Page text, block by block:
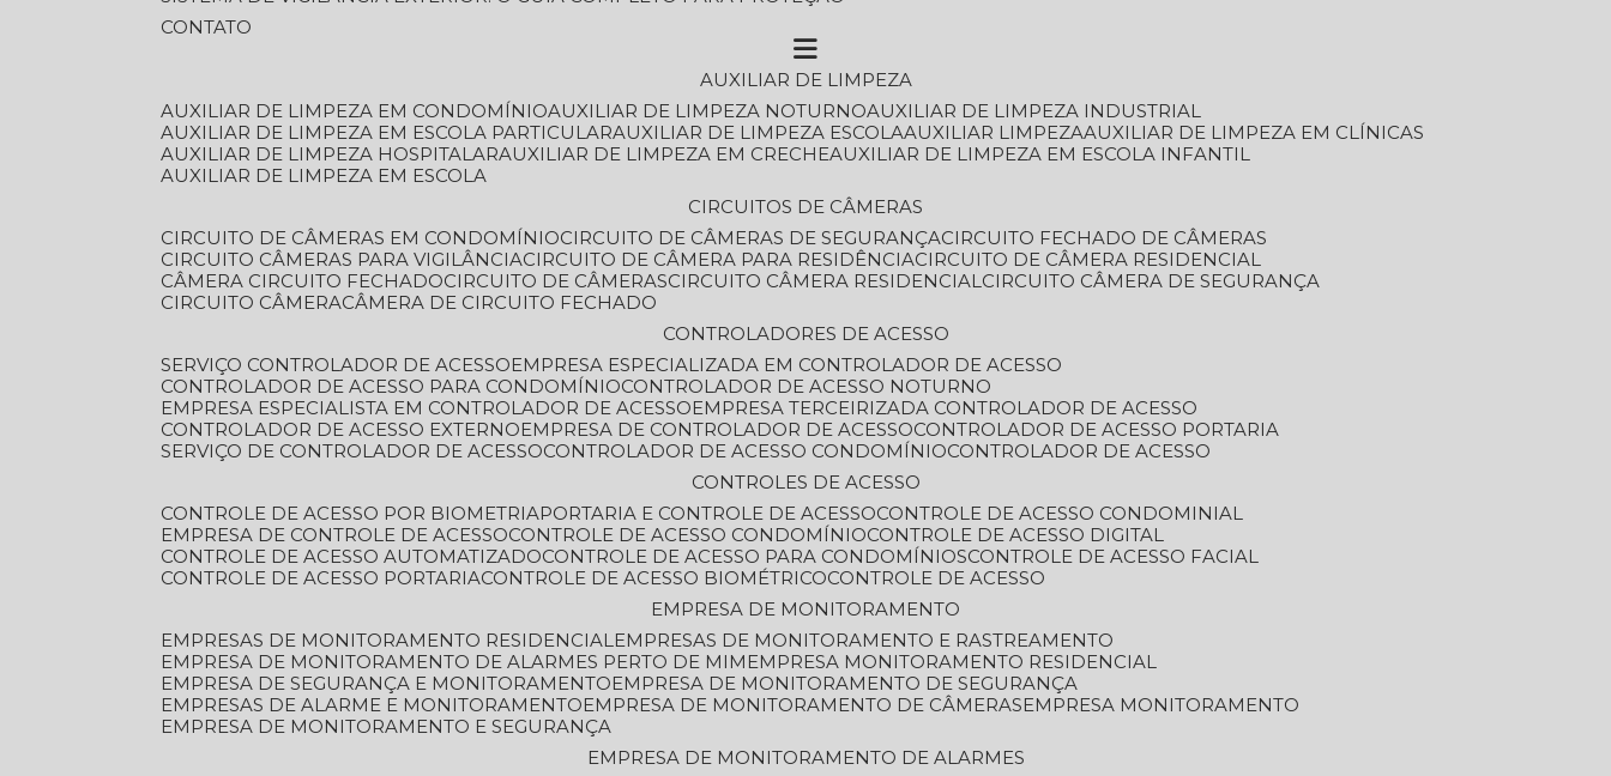
CONTATO
AUXILIAR DE LIMPEZA
AUXILIAR DE LIMPEZA EM CONDOMÍNIO
AUXILIAR DE LIMPEZA NOTURNO
AUXILIAR DE LIMPEZA INDUSTRIAL
AUXILIAR DE LIMPEZA EM ESCOLA PARTICULAR
AUXILIAR DE LIMPEZA ESCOLA AUXILIAR LIMPEZA
AUXILIAR DE LIMPEZA EM CLÍNICAS
AUXILIAR DE LIMPEZA HOSPITALAR
AUXILIAR DE LIMPEZA EM CRECHE
AUXILIAR DE LIMPEZA EM ESCOLA INFANTIL
AUXILIAR DE LIMPEZA EM ESCOLA
CIRCUITOS DE CÂMERAS
CIRCUITO DE CÂMERAS EM CONDOMÍNIO
CIRCUITO DE CÂMERAS DE SEGURANÇA
CIRCUITO FECHADO DE CÂMERAS
CIRCUITO CÂMERAS PARA VIGILÂNCIA
CIRCUITO DE CÂMERA PARA RESIDÊNCIA
CIRCUITO DE CÂMERA RESIDENCIAL
CÂMERA CIRCUITO FECHADO
CIRCUITO DE CÂMERAS CIRCUITO CÂMERA RESIDENCIAL
CIRCUITO CÂMERA DE SEGURANÇA
CIRCUITO CÂMERA
CÂMERA DE CIRCUITO FECHADO
CONTROLADORES DE ACESSO
SERVIÇO CONTROLADOR DE ACESSO
EMPRESA ESPECIALIZADA EM CONTROLADOR DE ACESSO
CONTROLADOR DE ACESSO PARA CONDOMÍNIO
CONTROLADOR DE ACESSO NOTURNO
EMPRESA ESPECIALISTA EM CONTROLADOR DE ACESSO
EMPRESA TERCEIRIZADA CONTROLADOR DE ACESSO
CONTROLADOR DE ACESSO EXTERNO
EMPRESA DE CONTROLADOR DE ACESSO
CONTROLADOR DE ACESSO PORTARIA
SERVIÇO DE CONTROLADOR DE ACESSO
CONTROLADOR DE ACESSO CONDOMÍNIO
CONTROLADOR DE ACESSO
CONTROLES DE ACESSO
CONTROLE DE ACESSO POR BIOMETRIA
PORTARIA E CONTROLE DE ACESSO
CONTROLE DE ACESSO CONDOMINIAL
EMPRESA DE CONTROLE DE ACESSO
CONTROLE DE ACESSO CONDOMÍNIO
CONTROLE DE ACESSO DIGITAL
CONTROLE DE ACESSO AUTOMATIZADO
CONTROLE DE ACESSO PARA CONDOMÍNIOS
CONTROLE DE ACESSO FACIAL
CONTROLE DE ACESSO PORTARIA CONTROLE DE ACESSO BIOMÉTRICO
CONTROLE DE ACESSO
EMPRESA DE MONITORAMENTO
EMPRESAS DE MONITORAMENTO RESIDENCIAL
EMPRESAS DE MONITORAMENTO E RASTREAMENTO
EMPRESA DE MONITORAMENTO DE ALARMES PERTO DE MIM
EMPRESA MONITORAMENTO RESIDENCIAL
EMPRESA DE SEGURANÇA E MONITORAMENTO
EMPRESA DE MONITORAMENTO DE SEGURANÇA
EMPRESAS DE ALARME E MONITORAMENTO
EMPRESA DE MONITORAMENTO DE CÂMERAS
EMPRESA MONITORAMENTO
EMPRESA DE MONITORAMENTO E SEGURANÇA
EMPRESA DE MONITORAMENTO DE ALARMES